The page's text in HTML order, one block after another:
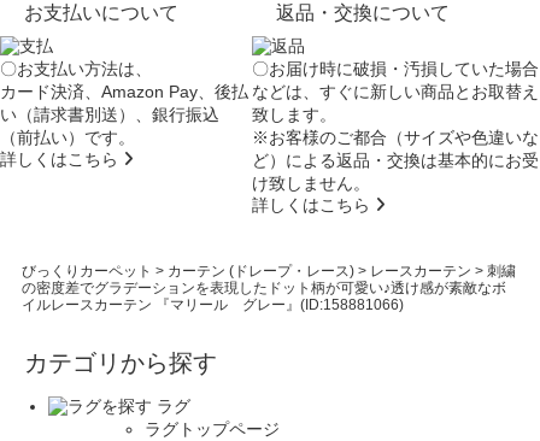
お支払いについて
〇お支払い方法は、
カード決済、Amazon Pay、後払
い（請求書別送）、銀行振込
（前払い）です。
詳しくはこちら
返品・交換について
〇お届け時に破損・汚損していた場合
などは、すぐに新しい商品とお取替え
致します。
※お客様のご都合（サイズや色違いな
ど）による返品・交換は基本的にお受
け致しません。
詳しくはこちら
びっくりカーペット > カーテン (ドレープ・レース)> レースカーテン > 刺繍
の密度差でグラデーションを表現したドット柄が可愛い♪透け感が素敵なボ
イルレースカーテン 『マリール グレー』(ID:158881066)
カテゴリから探す
ラグ
ラグトップページ